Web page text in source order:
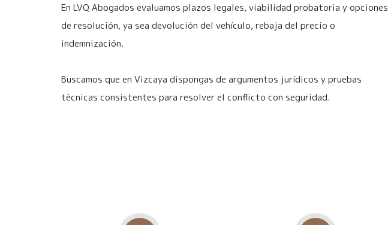
En LVQ Abogados evaluamos plazos legales, viabilidad probatoria y opciones
de resolución, ya sea devolución del vehículo, rebaja del precio o
indemnización.
Buscamos que en Vizcaya dispongas de argumentos jurídicos y pruebas
técnicas consistentes para resolver el conflicto con seguridad.